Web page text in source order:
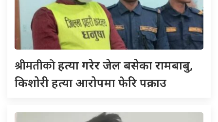
श्रीमतीकोहत्या गरेर जेल बसेका रामबाबु,
किशोरी हत्या आरोपमा फेरि पक्राउ